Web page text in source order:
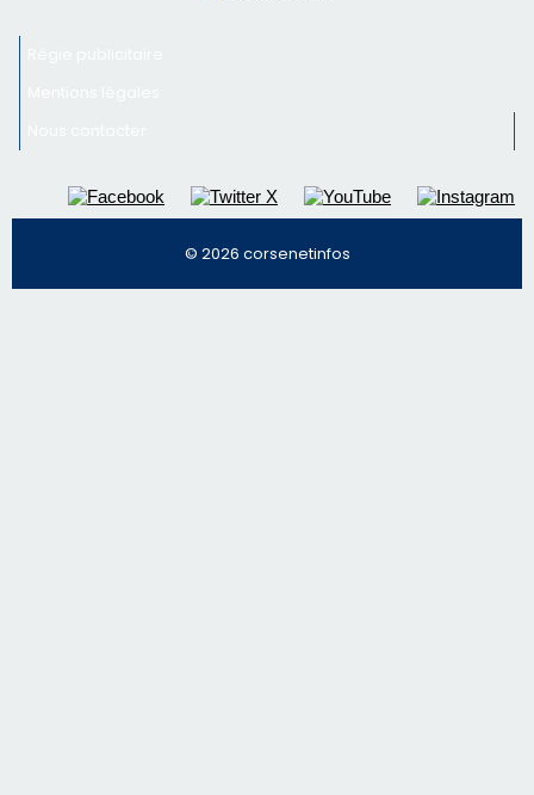
© 2026 corsenetinfos